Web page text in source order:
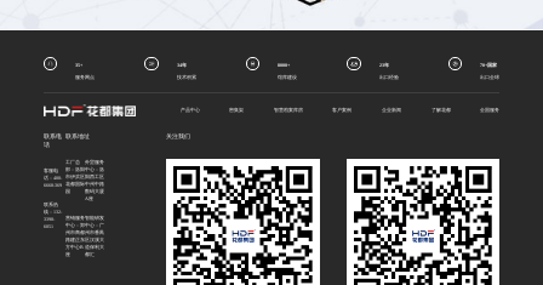
35+
服务网点
34年
技术积累
8000+
馆库建设
23年
出口经验
70+国家
出口全球
产品中心 密集架 智慧档案库房 客户案例 企业新闻 了解花都 全国服务
联系电
话
客服电
话：400-
6668-369
联系热
线：132-
3398-
6051
联系地址
工厂总
部：洛阳
市伊滨区
花都国际
园
外贸服务
中心：洛
阳西工区
中州中路
数码大厦
A座
营销服务
中心：郑
州市商都
路建正东
方中心B
座
智能研发
中心：广
州市番禺
区汉溪大
道保利大
都汇
关注我们